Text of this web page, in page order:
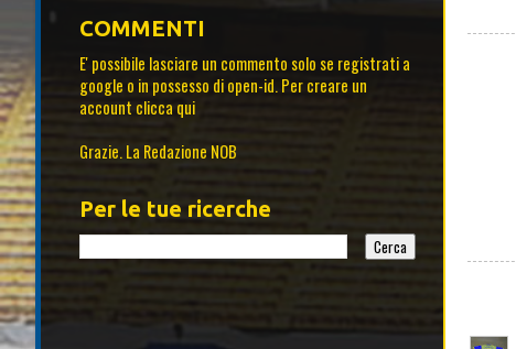
COMMENTI
E' possibile lasciare un commento solo se registrati a
google o in possesso di open-id. Per creare un
account clicca qui
Grazie. La Redazione NOB
Per le tue ricerche